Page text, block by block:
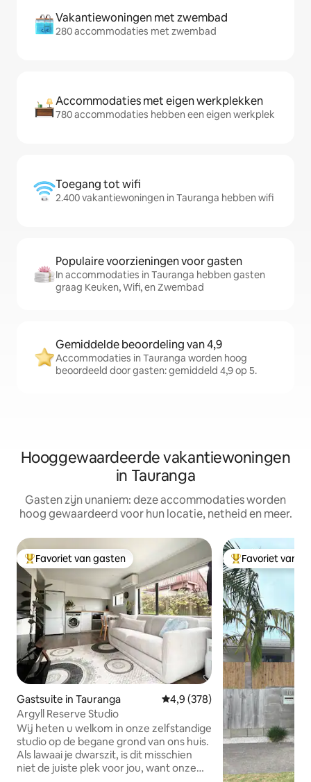
Vakantiewoningen met zwembad
280 accommodaties met zwembad
Accommodaties met eigen werkplekken
780 accommodaties hebben een eigen werkplek
Toegang tot wifi
2.400 vakantiewoningen in Tauranga hebben wifi
Populaire voorzieningen voor gasten
In accommodaties in Tauranga hebben gasten
graag Keuken, Wifi, en Zwembad
Gemiddelde beoordeling van 4,9
Accommodaties in Tauranga worden hoog
beoordeeld door gasten: gemiddeld 4,9 op 5.
Hooggewaardeerde vakantiewoningen
in Tauranga
Gasten zijn unaniem: deze accommodaties worden
hoog gewaardeerd voor hun locatie, netheid en meer.
Topfavoriet van gasten
Favoriet van gasten
Gastsuite in Tauranga Gemiddelde beoordeling van
4,9 (378)
Argyll Reserve Studio
Wij heten u welkom in onze zelfstandige
studio op de begane grond van ons huis.
Als lawaai je dwarszit, is dit misschien
niet de juiste plek voor jou, want onze
Topfavoriet van
Favoriet van